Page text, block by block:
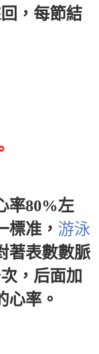
，每節結
率80%左
標准， 游泳
著表數數脈
，后面加
心率。